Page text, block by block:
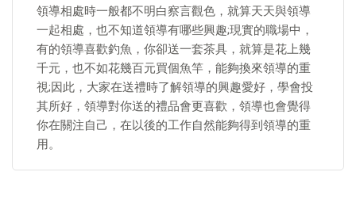
領導相處時一般都不明白察言觀色，就算天天與領導
一起相處，也不知道領導有哪些興趣;現實的職場中，
有的領導喜歡釣魚，你卻送一套茶具，就算是花上幾
千元，也不如花幾百元買個魚竿，能夠換來領導的重
視;因此，大家在送禮時了解領導的興趣愛好，學會投
其所好，領導對你送的禮品會更喜歡，領導也會覺得
你在關注自己，在以後的工作自然能夠得到領導的重
用。